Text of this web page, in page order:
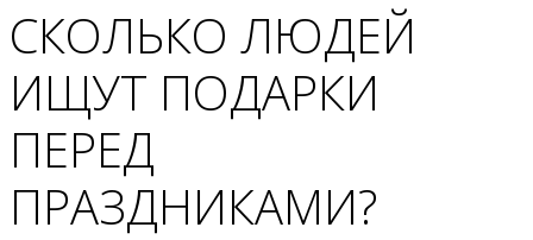
СКОЛЬКО ЛЮДЕЙ
ИЩУТ ПОДАРКИ
ПЕРЕД
ПРАЗДНИКАМИ?